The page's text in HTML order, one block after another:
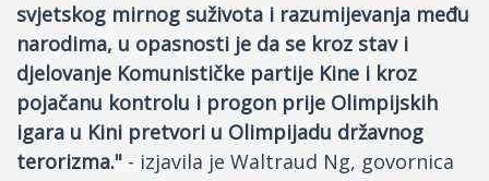
svjetskog mirnog suživota i razumijevanja među
narodima, u opasnosti je da se kroz stav i
djelovanje Komunističke partije Kine i kroz
pojačanu kontrolu i progon prije Olimpijskih
igara u Kini pretvori u Olimpijadu državnog
terorizma." - izjavila je Waltraud Ng, govornica